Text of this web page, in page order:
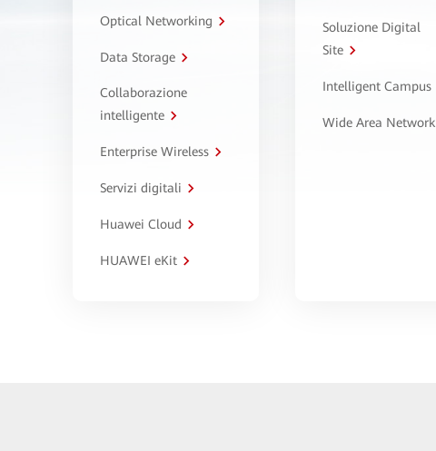
Optical Networking
Data Storage
Collaborazione
intelligente
Enterprise Wireless
Servizi digitali
Huawei Cloud
HUAWEI eKit
Soluzione Digital
Site
Intelligent Campus
Wide Area Network